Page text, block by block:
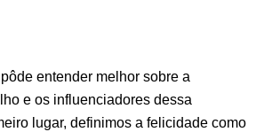
entender melhor sobre a
e os influenciadores dessa
lugar, definimos a felicidade como